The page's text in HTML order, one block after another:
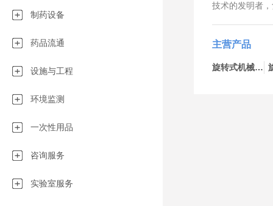
制药设备
药品流通
设施与工程
环境监测
一次性用品
咨询服务
实验室服务
技术的发明者
的领导者。我
用于制药、化
我们与客户一
主营产品
旋转式机械-bp434